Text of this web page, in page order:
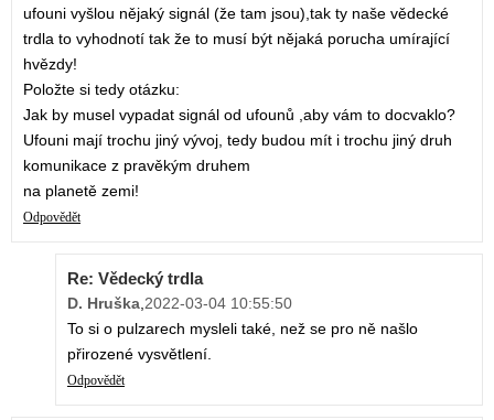
ufouni vyšlou nějaký signál (že tam jsou),tak ty naše vědecké
trdla to vyhodnotí tak že to musí být nějaká porucha umírající
hvězdy!
Položte si tedy otázku:
Jak by musel vypadat signál od ufounů ,aby vám to docvaklo?
Ufouni mají trochu jiný vývoj, tedy budou mít i trochu jiný druh
komunikace z pravěkým druhem
na planetě zemi!
Odpovědět
Re: Vědecký trdla
D. Hruška,2022-03-04 10:55:50
To si o pulzarech mysleli také, než se pro ně našlo
přirozené vysvětlení.
Odpovědět